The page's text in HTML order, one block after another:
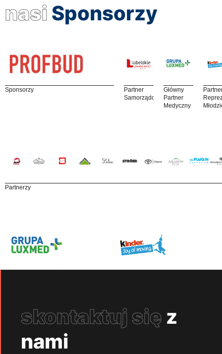
nasi Sponsorzy
Sponsorzy
Partner
Samorządowy
Główny
Partner
Medyczny
Partnerzy
skontaktuj się z
nami